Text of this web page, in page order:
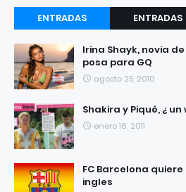
ENTRADAS
RECIENTES
ENTRADAS
Irina Shayk, novia
posa para GQ
agosto 25, 2010
Shakira y Piqué, ¿
enero 16, 2011
FC Barcelona
ingles